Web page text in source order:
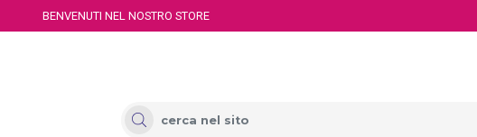
BENVENUTI NEL NOSTRO STORE